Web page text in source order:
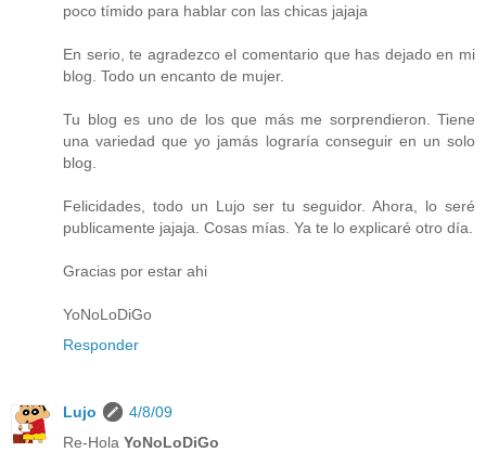
poco tímido para hablar con las chicas jajaja
En serio, te agradezco el comentario que has dejado en mi
blog. Todo un encanto de mujer.
Tu blog es uno de los que más me sorprendieron. Tiene
una variedad que yo jamás lograría conseguir en un solo
blog.
Felicidades, todo un Lujo ser tu seguidor. Ahora, lo seré
publicamente jajaja. Cosas mías. Ya te lo explicaré otro día.
Gracias por estar ahi
YoNoLoDiGo
Responder
Lujo
4/8/09
Re-Hola YoNoLoDiGo